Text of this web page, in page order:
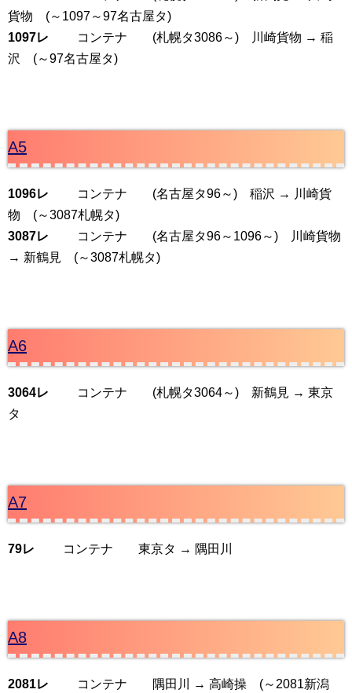
貨物 (～1097～97名古屋タ)
1097レ コンテナ (札幌タ3086～) 川崎貨物 → 稲
沢 (～97名古屋タ)
A5
1096レ コンテナ (名古屋タ96～) 稲沢 → 川崎貨
物 (～3087札幌タ)
3087レ コンテナ (名古屋タ96～1096～) 川崎貨物
→ 新鶴見 (～3087札幌タ)
A6
3064レ コンテナ (札幌タ3064～) 新鶴見 → 東京
タ
A7
79レ コンテナ 東京タ → 隅田川
A8
2081レ コンテナ 隅田川 → 高崎操 (～2081新潟